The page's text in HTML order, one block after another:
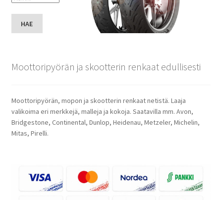
HAE
Moottoripyörän ja skootterin renkaat edullisesti
Moottoripyörän, mopon ja skootterin renkaat netistä. Laaja
valikoima eri merkkejä, malleja ja kokoja. Saatavilla mm. Avon,
Bridgestone, Continental, Dunlop, Heidenau, Metzeler, Michelin,
Mitas, Pirelli.